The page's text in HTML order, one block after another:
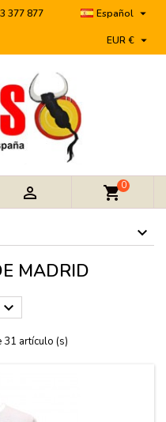
377 877 Español 
EUR € 
 shopping_cart0
MADRID

artículo (s)